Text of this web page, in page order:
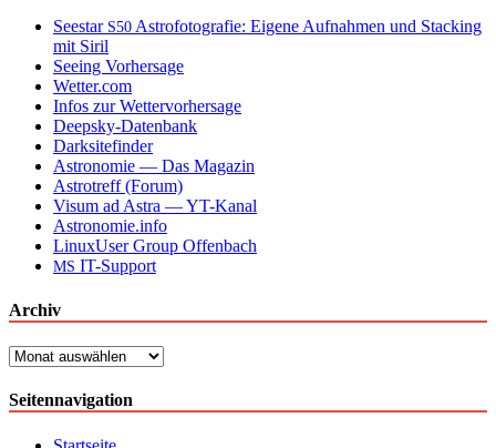
Seestar S50 Astrofotografie: Eigene Aufnahmen und Stacking
mit Siril
Seeing Vorhersage
Wetter.com
Infos zur Wettervorhersage
Deepsky-Datenbank
Darksitefinder
Astronomie — Das Magazin
Astrotreff (Forum)
Visum ad Astra — YT-Kanal
Astronomie.info
LinuxUser Group Offenbach
MS IT-Support
Archiv
Archiv
Seitennavigation